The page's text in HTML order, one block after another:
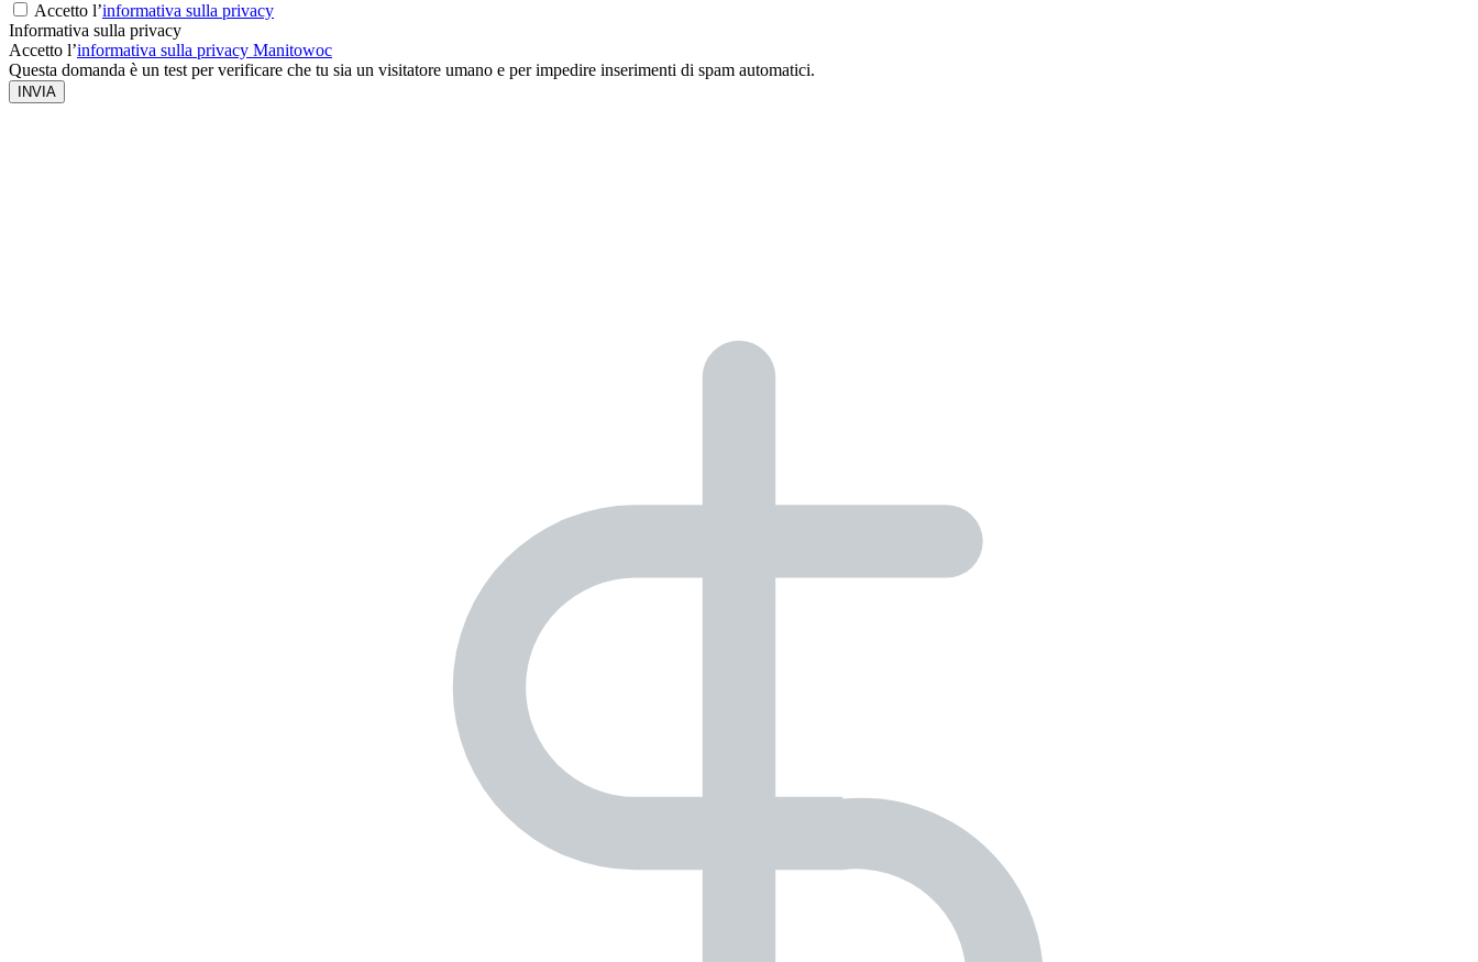
Accetto l’informativa sulla privacy
Informativa sulla privacy
Accetto l’informativa sulla privacy Manitowoc
Questa domanda è un test per verificare che tu sia un visitatore umano e per impedire inserimenti di spam automatici.